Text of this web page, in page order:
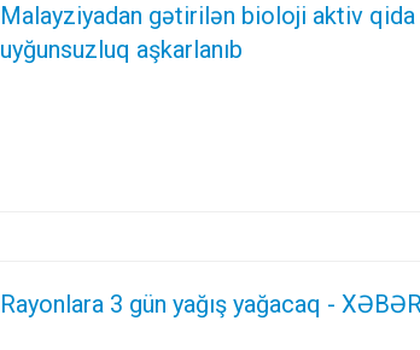
Malayziyadan gətirilən bioloji aktiv qida
uyğunsuzluq aşkarlanıb
Rayonlara 3 gün yağış yağacaq -